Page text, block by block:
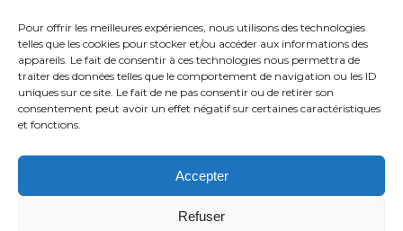
Pour offrir les meilleures expériences, nous utilisons des technologies
telles que les cookies pour stocker et/ou accéder aux informations des
appareils. Le fait de consentir à ces technologies nous permettra de
traiter des données telles que le comportement de navigation ou les ID
uniques sur ce site. Le fait de ne pas consentir ou de retirer son
consentement peut avoir un effet négatif sur certaines caractéristiques
et fonctions.
Accepter
Refuser
Ressources
Application mobile
Portail client